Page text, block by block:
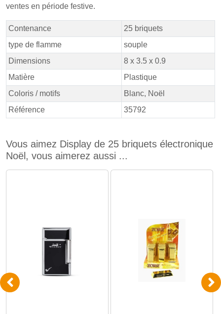
ventes en période festive.
Contenance
25 briquets
type de flamme
souple
Dimensions
8 x 3.5 x 0.9
Matière
Plastique
Coloris / motifs
Blanc, Noël
Référence
35792
Vous aimez Display de 25 briquets électronique
Noël, vous aimerez aussi ...